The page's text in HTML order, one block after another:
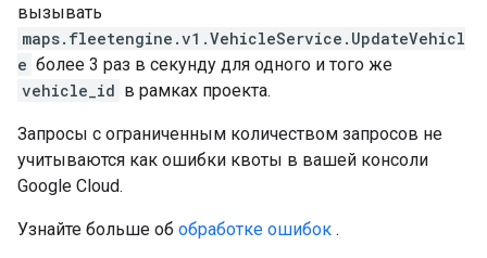
вызывать
maps.fleetengine.v1.VehicleService.UpdateVehicl
e более 3 раз в секунду для одного и того же
vehicle_id в рамках проекта.
Запросы с ограниченным количеством запросов не
учитываются как ошибки квоты в вашей консоли
Google Cloud.
Узнайте больше об обработке ошибок .